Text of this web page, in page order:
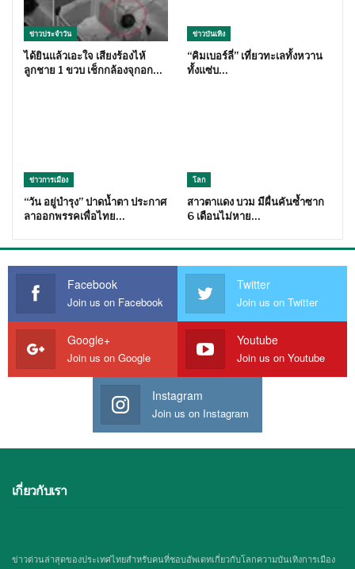
ข่าวประจำวัน
ได้ยินแล้วเอะใจ เสียงร้องไห้
ลูกชาย 1 ขวบ เช็กกล้องจุกอก…
ข่าวบันเทิง
“คิมเบอร์ลี่” เที่ยวทะเลทั้งหวาน
ทั้งแซ่บ…
ข่าวการเมือง
“วัน อยู่บำรุง” ปาดน้ำตา ประกาศ
ลาออกพรรคเพื่อไทย…
โลก
สาวตาแดง บวม มีผื่นคันซ้ำซาก
6 เดือนไม่หาย…
Facebook
Join us on Facebook
Twitter
Join us on Twitter
Google+
Join us on Google
Youtube
Join us on Youtube
Instagram
Join us on Instagram
เกี่ยวกับเรา
ข่าวด่วนล่าสุดของประเทศไทยสำหรับคนที่ชอบอัพเดทเกี่ยวกับโลกความบันเทิงการเมือง